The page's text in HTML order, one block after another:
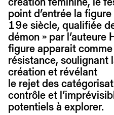
point d’entrée la
19e siècle, qualifiée
démon » par l’auteure
figure apparait
résistance, soulignant
création et révélant
le rejet des
contrôle et
potentiels à explorer.